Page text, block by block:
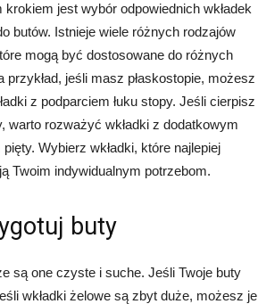
krokiem jest wybór odpowiednich wkładek
butów. Istnieje wiele różnych rodzajów
mogą być dostosowane do różnych
przykład, jeśli masz płaskostopie, możesz
z podparciem łuku stopy. Jeśli cierpisz
warto rozważyć wkładki z dodatkowym
Wybierz wkładki, które najlepiej
Twoim indywidualnym potrzebom.
buty
są one czyste i suche. Jeśli Twoje buty
wkładki żelowe są zbyt duże, możesz je